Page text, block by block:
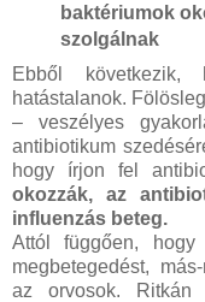
baktériumok
szolgálnak
Ebből
hatástalanok.
– veszélyes
antibiotikum
hogy írjon fel
okozzák, az
influenzás beteg.
Attól függően,
megbetegedést,
az orvosok. Ritkán